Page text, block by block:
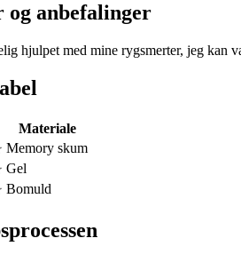
og anbefalinger
hjulpet med mine rygsmerter, jeg kan
Materiale
Memory skum
Gel
Bomuld